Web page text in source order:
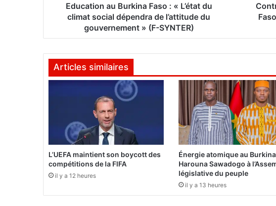
k
n
«
Education au Burkina Faso : « L’état du
climat social dépendra de l’attitude du
gouvernement » (F-SYNTER)
y
r
o
a
r
b
u
s
Articles similaires
L’UEFA maintient son boycott des
compétitions de la FIFA
il y a 12 heures
Énergie atomique au
Harouna Sawadogo à
législative du peuple
il y a 13 heures